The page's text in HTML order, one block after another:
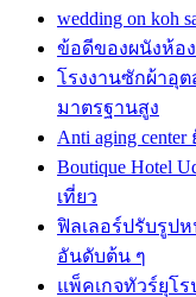
wedding on koh
ข้อดีของผนังห้อ
โรงงานซักผ้าอุ
มาตรฐานสูง
Anti aging
Boutique Hotel
เที่ยว
ฟิลเลอร์ปรับรูปห
อันดับต้น ๆ
แพ็คเกจทัวร์ยุโร